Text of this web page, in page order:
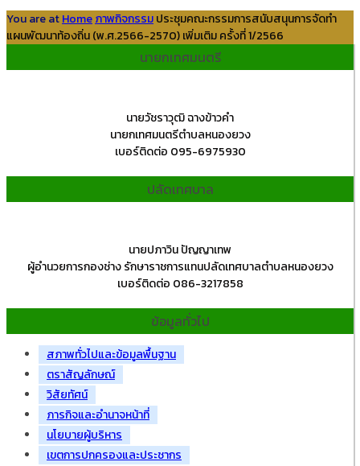
You are atHomeภาพกิจกรรมประชุมคณะกรรมการสนับสนุนการจัดทำ
แผนพัฒนาท้องถิ่น (พ.ศ.2566-2570) เพิ่มเติม ครั้งที่ 1/2566
นายกเทศมนตรี
นายวัชราวุฒิ ฉางข้าวคำ
นายกเทศมนตรีตำบลหนองยวง
เบอร์ติดต่อ 095-6975930
ปลัดเทศบาล
นายปภาวิน ปัญญาเทพ
ผู้อำนวยการกองช่าง รักษาราชการแทนปลัดเทศบาลตำบลหนองยวง
เบอร์ติดต่อ 086-3217858
ข้อมูลทั่วไป
สภาพทั่วไปและข้อมูลพื้นฐาน
ตราสัญลักษณ์
วิสัยทัศน์
ภารกิจและอำนาจหน้าที่
นโยบายผู้บริหาร
เขตการปกครองและประชากร